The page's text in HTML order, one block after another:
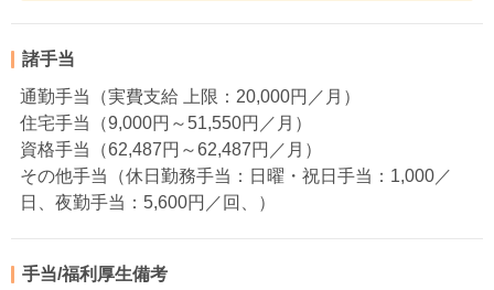
諸手当
通勤手当（実費支給 上限：20,000円／月）
住宅手当（9,000円～51,550円／月）
資格手当（62,487円～62,487円／月）
その他手当（休日勤務手当：日曜・祝日手当：1,000／
日、夜勤手当：5,600円／回、）
手当/福利厚生備考